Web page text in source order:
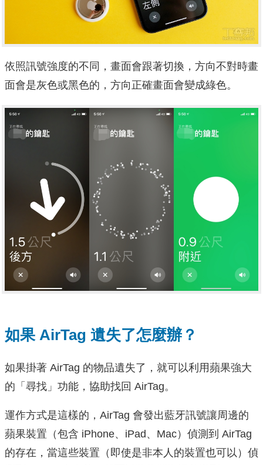
依照訊號強度的不同，畫面會跟著切換，方向不對時畫
面會是灰色或黑色的，方向正確畫面會變成綠色。
如果 AirTag 遺失了怎麼辦？
如果掛著 AirTag 的物品遺失了，就可以利用蘋果強大
的「尋找」功能，協助找回 AirTag。
運作方式是這樣的，AirTag 會發出藍牙訊號讓周邊的
蘋果裝置（包含 iPhone、iPad、Mac）偵測到 AirTag
的存在，當這些裝置（即使是非本人的裝置也可以）偵